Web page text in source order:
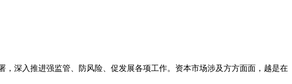
入推进强监管、防风险、促发展各项工作。资本市场涉及方方面面，越是在